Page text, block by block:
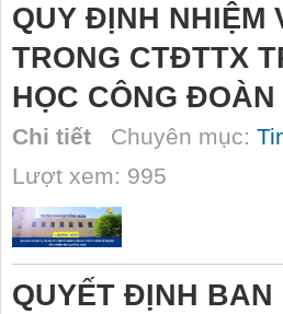
QUY ĐỊNH NHIỆM
TRONG CTĐTTX
HỌC CÔNG ĐOÀN
Chi tiết Chuyên mục:
Lượt xem: 995
QUYẾT ĐỊNH